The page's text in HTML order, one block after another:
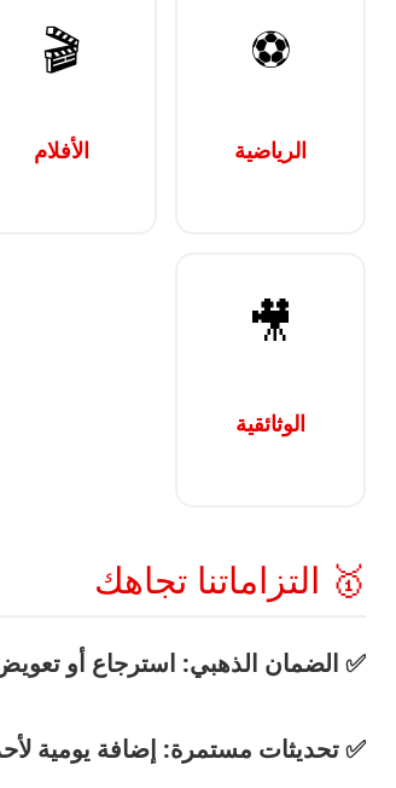
⚽
الرياضية
🎬
الأفلام
🎥
الوثائقية
🥇 التزاماتنا تجاهك
✅ الضمان الذهبي: استرجاع أو
✅تحديثات مستمرة: إضافة يومية